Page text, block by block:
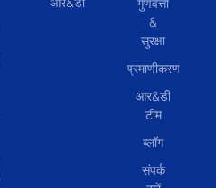
&
सुरक्षा
प्रमाणीकरण
आर&डी
टीम
ब्लॉग
संपर्क